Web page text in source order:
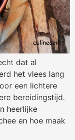
dat al
het vlees lang
een lichtere
bereidingstijd.
heerlijke
en hoe maak